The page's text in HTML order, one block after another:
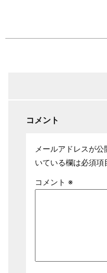
コメント
メールアドレスが公
いている欄は必須項
コメント ※